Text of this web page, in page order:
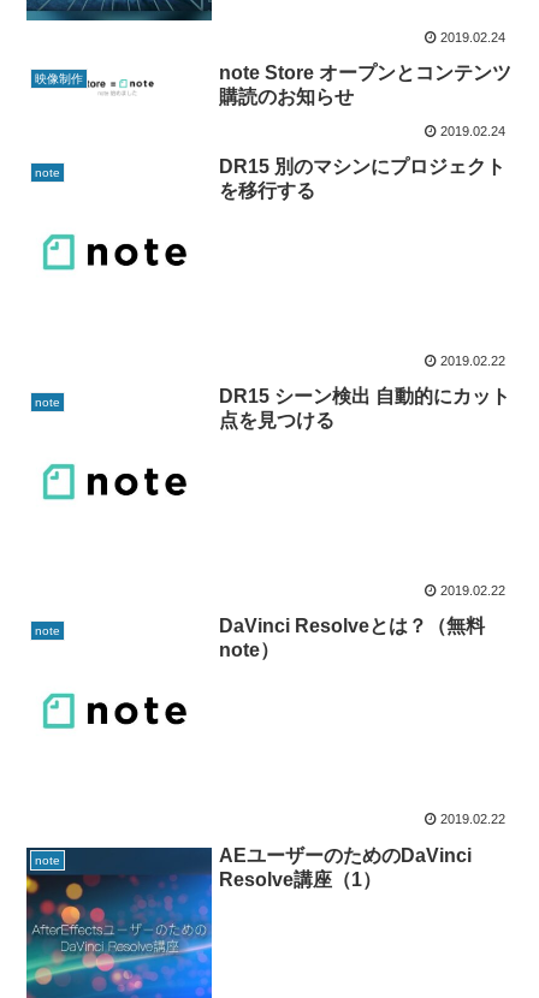
2019.02.24
映像制作
note Store オープンとコンテンツ
購読のお知らせ
2019.02.24
note
DR15 別のマシンにプロジェクト
を移行する
2019.02.22
note
DR15 シーン検出 自動的にカット
点を見つける
2019.02.22
note
DaVinci Resolveとは？（無料
note）
2019.02.22
note
AEユーザーのためのDaVinci
Resolve講座（1）